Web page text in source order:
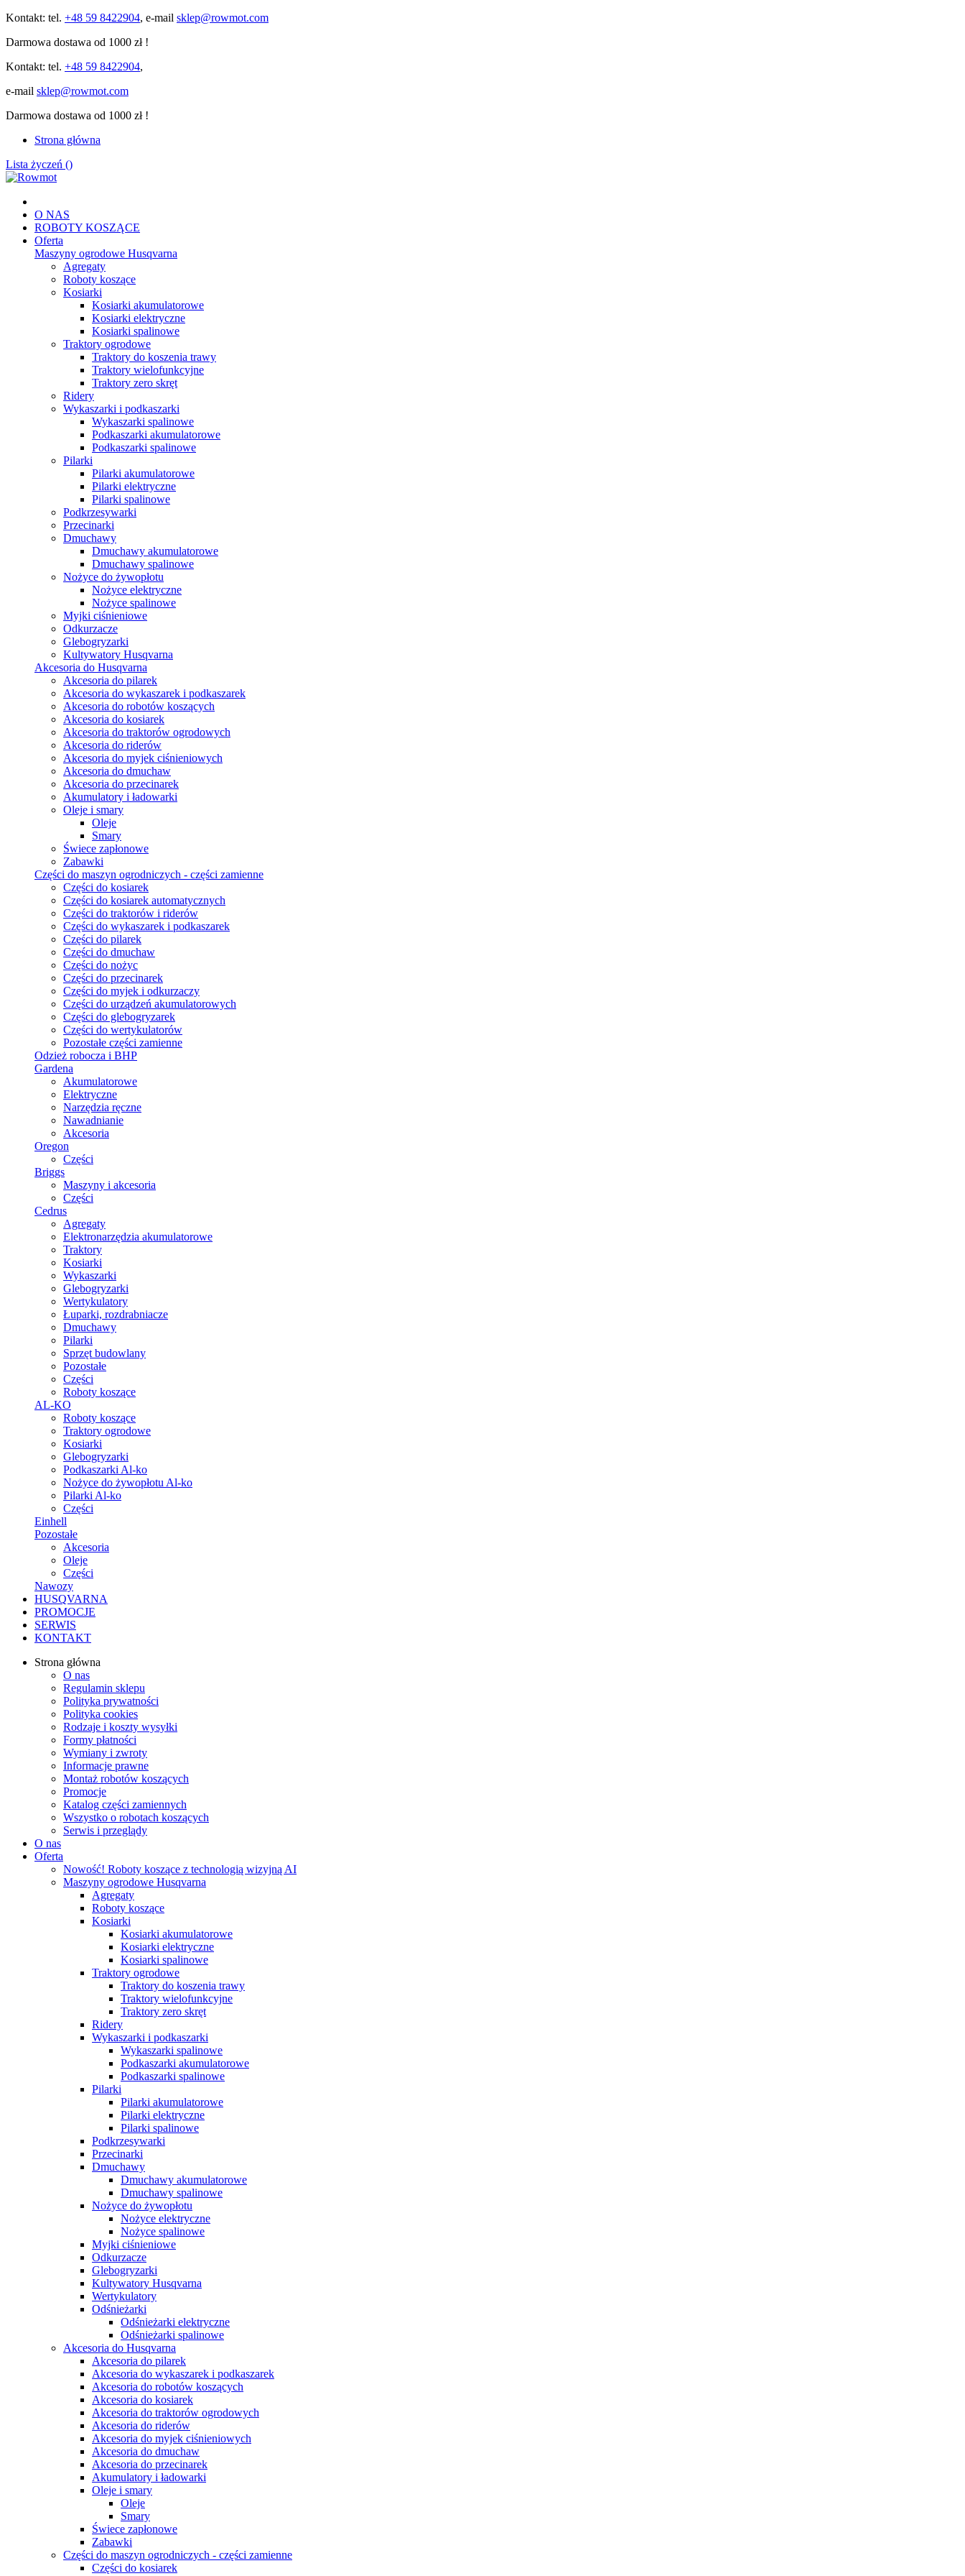
Kontakt: tel. +48 59 8422904, e-mail sklep@rowmot.com
Darmowa dostawa od 1000 zł !
Kontakt: tel. +48 59 8422904,
e-mail sklep@rowmot.com
Darmowa dostawa od 1000 zł !
Strona główna
Lista życzeń ()
O NAS
ROBOTY KOSZĄCE
Oferta
Maszyny ogrodowe Husqvarna
Agregaty
Roboty koszące
Kosiarki
Kosiarki akumulatorowe
Kosiarki elektryczne
Kosiarki spalinowe
Traktory ogrodowe
Traktory do koszenia trawy
Traktory wielofunkcyjne
Traktory zero skręt
Ridery
Wykaszarki i podkaszarki
Wykaszarki spalinowe
Podkaszarki akumulatorowe
Podkaszarki spalinowe
Pilarki
Pilarki akumulatorowe
Pilarki elektryczne
Pilarki spalinowe
Podkrzesywarki
Przecinarki
Dmuchawy
Dmuchawy akumulatorowe
Dmuchawy spalinowe
Nożyce do żywopłotu
Nożyce elektryczne
Nożyce spalinowe
Myjki ciśnieniowe
Odkurzacze
Glebogryzarki
Kultywatory Husqvarna
Akcesoria do Husqvarna
Akcesoria do pilarek
Akcesoria do wykaszarek i podkaszarek
Akcesoria do robotów koszących
Akcesoria do kosiarek
Akcesoria do traktorów ogrodowych
Akcesoria do riderów
Akcesoria do myjek ciśnieniowych
Akcesoria do dmuchaw
Akcesoria do przecinarek
Akumulatory i ładowarki
Oleje i smary
Oleje
Smary
Świece zapłonowe
Zabawki
Części do maszyn ogrodniczych - części zamienne
Części do kosiarek
Części do kosiarek automatycznych
Części do traktorów i riderów
Części do wykaszarek i podkaszarek
Części do pilarek
Części do dmuchaw
Części do nożyc
Części do przecinarek
Części do myjek i odkurzaczy
Części do urządzeń akumulatorowych
Części do glebogryzarek
Części do wertykulatorów
Pozostałe części zamienne
Odzież robocza i BHP
Gardena
Akumulatorowe
Elektryczne
Narzędzia ręczne
Nawadnianie
Akcesoria
Oregon
Części
Briggs
Maszyny i akcesoria
Części
Cedrus
Agregaty
Elektronarzędzia akumulatorowe
Traktory
Kosiarki
Wykaszarki
Glebogryzarki
Wertykulatory
Łuparki, rozdrabniacze
Dmuchawy
Pilarki
Sprzęt budowlany
Pozostałe
Części
Roboty koszące
AL-KO
Roboty koszące
Traktory ogrodowe
Kosiarki
Glebogryzarki
Podkaszarki Al-ko
Nożyce do żywopłotu Al-ko
Pilarki Al-ko
Części
Einhell
Pozostałe
Akcesoria
Oleje
Części
Nawozy
HUSQVARNA
PROMOCJE
SERWIS
KONTAKT
Strona główna
O nas
Regulamin sklepu
Polityka prywatności
Polityka cookies
Rodzaje i koszty wysyłki
Formy płatności
Wymiany i zwroty
Informacje prawne
Montaż robotów koszących
Promocje
Katalog części zamiennych
Wszystko o robotach koszących
Serwis i przeglądy
O nas
Oferta
Nowość! Roboty koszące z technologią wizyjną AI
Maszyny ogrodowe Husqvarna
Agregaty
Roboty koszące
Kosiarki
Kosiarki akumulatorowe
Kosiarki elektryczne
Kosiarki spalinowe
Traktory ogrodowe
Traktory do koszenia trawy
Traktory wielofunkcyjne
Traktory zero skręt
Ridery
Wykaszarki i podkaszarki
Wykaszarki spalinowe
Podkaszarki akumulatorowe
Podkaszarki spalinowe
Pilarki
Pilarki akumulatorowe
Pilarki elektryczne
Pilarki spalinowe
Podkrzesywarki
Przecinarki
Dmuchawy
Dmuchawy akumulatorowe
Dmuchawy spalinowe
Nożyce do żywopłotu
Nożyce elektryczne
Nożyce spalinowe
Myjki ciśnieniowe
Odkurzacze
Glebogryzarki
Kultywatory Husqvarna
Wertykulatory
Odśnieżarki
Odśnieżarki elektryczne
Odśnieżarki spalinowe
Akcesoria do Husqvarna
Akcesoria do pilarek
Akcesoria do wykaszarek i podkaszarek
Akcesoria do robotów koszących
Akcesoria do kosiarek
Akcesoria do traktorów ogrodowych
Akcesoria do riderów
Akcesoria do myjek ciśnieniowych
Akcesoria do dmuchaw
Akcesoria do przecinarek
Akumulatory i ładowarki
Oleje i smary
Oleje
Smary
Świece zapłonowe
Zabawki
Części do maszyn ogrodniczych - części zamienne
Części do kosiarek